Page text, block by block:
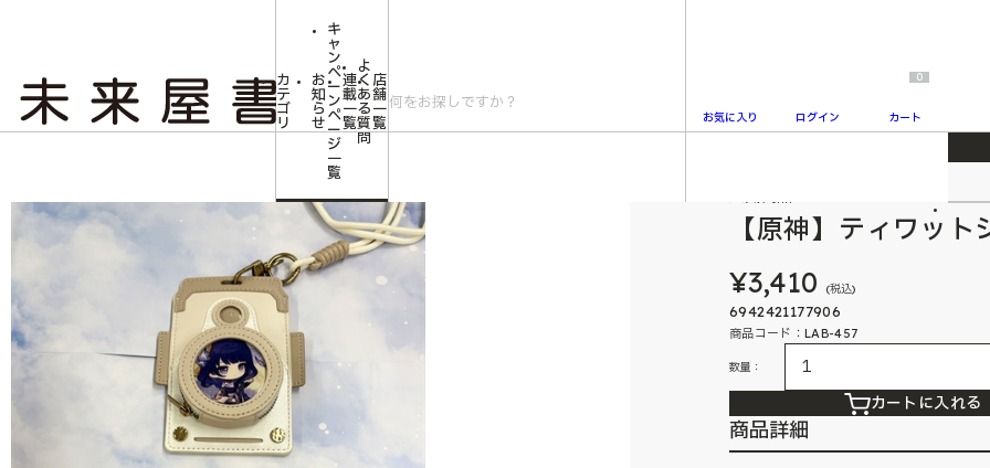
カ
テ
ゴ
リ
お
知
ら
せ
キ
ャ
ン
ペ
ー
ン
ペ
ー
ジ
一
覧
連
載
一
覧
よ
く
あ
る
質
問
店
舗
一
覧
お気に入り ログイン
0
カート
【原神】ティワットシリーズ スーツケースタグ
【原神】ティワッ
¥3,410 (税込)
6942421177906
商品コード：LAB-457
数量：
カートに入れる
商品詳細